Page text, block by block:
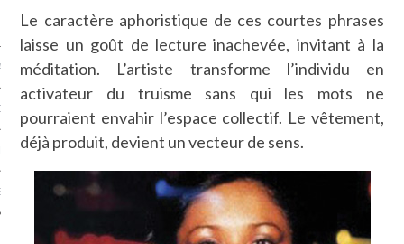
CARAVELLE
PODCAST
Le caractère aphoristique de ces courtes phrases
laisse un goût de lecture inachevée, invitant à la
méditation. L’artiste transforme l’individu en
activateur du truisme sans qui les mots ne
pourraient envahir l’espace collectif. Le vêtement,
déjà produit, devient un vecteur de sens.